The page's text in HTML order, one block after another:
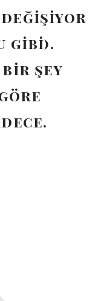
ğişiyor
gibi).
şey
öre